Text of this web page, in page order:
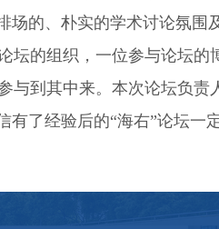
场的、朴实的学术讨论氛围
坛的组织，一位参与论坛的
与到其中来。本次论坛负
有了经验后的“海右”论坛一